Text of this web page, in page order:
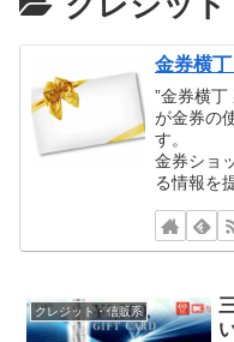
金券横
”金券横丁
が金券の
す。
金券ショ
る情報を
クレジット・信販系